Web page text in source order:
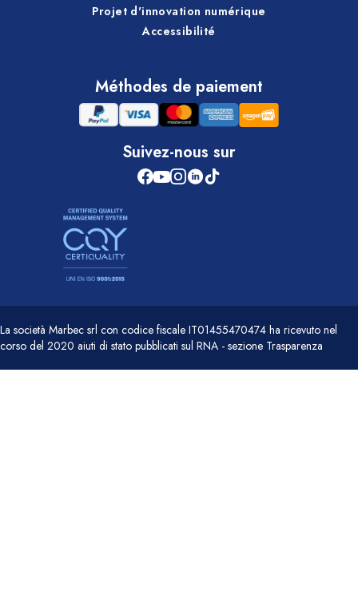
Projet d'innovation numérique
Accessibilité
Méthodes de paiement
Suivez-nous sur
La società Marbec srl con codice fiscale IT01455470474 ha ricevuto nel
corso del 2020 aiuti di stato pubblicati sul RNA - sezione Trasparenza